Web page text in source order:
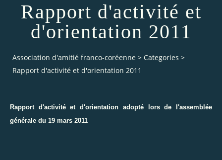
Rapport d'activité et
d'orientation 2011
Association d'amitié franco-coréenne > Categories >
Rapport d'activité et d'orientation 2011
Rapport d'activité et d'orientation adopté lors de l'assemblée
générale du 19 mars 2011